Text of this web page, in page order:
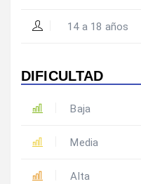
14 a 18 años
DIFICULTAD
Baja
Media
Alta